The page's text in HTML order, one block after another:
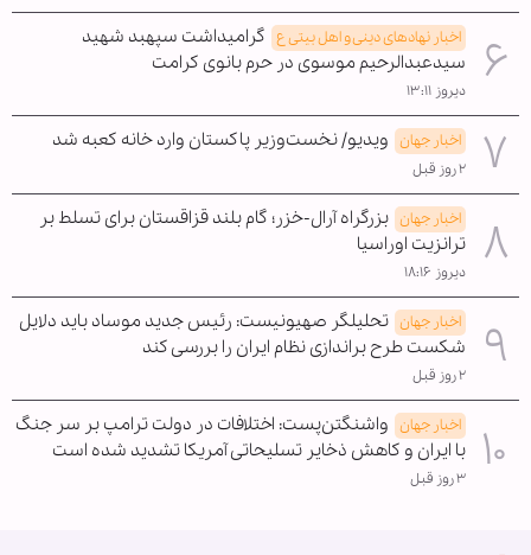
اخبار نهادهای دینی و اهل بیتی ع گرامیداشت سپهبد شهید
سیدعبدالرحیم موسوی در حرم بانوی کرامت
دیروز ۱۳:۱۱
اخبار جهان ویدیو/ نخست‌وزیر پاکستان وارد خانه کعبه شد
۲ روز قبل
اخبار جهان بزرگراه آرال-خزر؛ گام بلند قزاقستان برای تسلط بر
ترانزیت اوراسیا
دیروز ۱۸:۱۶
اخبار جهان تحلیلگر صهیونیست: رئیس جدید موساد باید دلایل
شکست طرح براندازی نظام ایران را بررسی کند
۲ روز قبل
اخبار جهان واشنگتن‌پست: اختلافات در دولت ترامپ بر سر جنگ
با ایران و کاهش ذخایر تسلیحاتی آمریکا تشدید شده است
۳ روز قبل